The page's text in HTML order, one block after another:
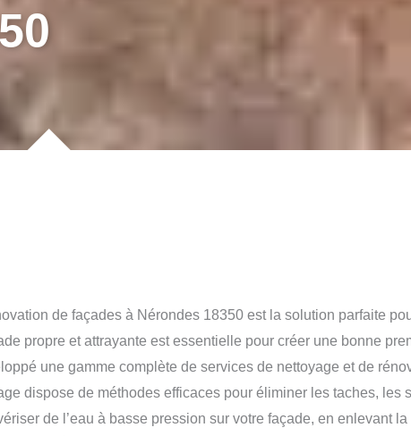
de façades à Nérondes 18350 est la solution parfaite
propre et attrayante est essentielle pour créer une bonne
une gamme complète de services de nettoyage et de
dispose de méthodes efficaces pour éliminer les taches, les
de l’eau à basse pression sur votre façade, en enlevant